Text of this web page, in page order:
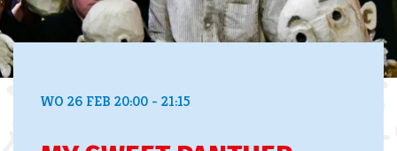
WO 26 FEB 20:00 - 21:15